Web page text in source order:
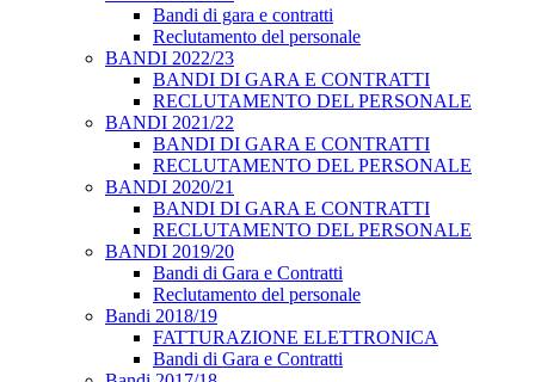
Bandi di gara e contratti
Reclutamento del personale
BANDI 2022/23
BANDI DI GARA E CONTRATTI
RECLUTAMENTO DEL PERSONALE
BANDI 2021/22
BANDI DI GARA E CONTRATTI
RECLUTAMENTO DEL PERSONALE
BANDI 2020/21
BANDI DI GARA E CONTRATTI
RECLUTAMENTO DEL PERSONALE
BANDI 2019/20
Bandi di Gara e Contratti
Reclutamento del personale
Bandi 2018/19
FATTURAZIONE ELETTRONICA
Bandi di Gara e Contratti